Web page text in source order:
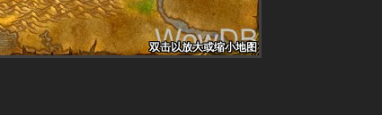
双击以放大或缩小地图
双击以放大或缩小地图
双击以放大或缩小地图
双击以放大或缩小地图
双击以放大或缩小地图
双击以放大或缩小地图
双击以放大或缩小地图
双击以放大或缩小地图
双击以放大或缩小地图